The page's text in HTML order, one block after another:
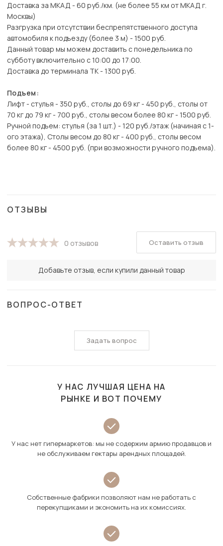
Доставка за МКАД - 60 руб./км. (не более 55 км от МКАД г.
Москвы)
Разгрузка при отсутствии беспрепятственного доступа
автомобиля к подъезду (более 3 м) - 1500 руб.
Данный товар мы можем доставить с понедельника по
субботу включительно с 10:00 до 17:00.
Доставка до терминала ТК - 1300 руб.
Подъем:
Лифт - стулья - 350 руб., столы до 69 кг - 450 руб., столы от
70 кг до 79 кг - 700 руб., столы весом более 80 кг - 1500 руб.
Ручной подъем: стулья (за 1 шт.) - 120 руб./этаж (начиная с 1-
ого этажа), Столы весом до 80 кг - 400 руб., столы весом
более 80 кг - 4500 руб. (при возможности ручного подъема).
ОТЗЫВЫ
0 отзывов
Добавьте отзыв, если купили данный товар
Оставить отзыв
ВОПРОС-ОТВЕТ
Задать вопрос
У НАС ЛУЧШАЯ ЦЕНА НА
РЫНКЕ И ВОТ ПОЧЕМУ
У нас нет гипермаркетов: мы не содержим армию продавцов и
не обслуживаем гектары арендных площадей.
Собственные фабрики позволяют нам не работать с
перекупщиками и экономить на их комиссиях.